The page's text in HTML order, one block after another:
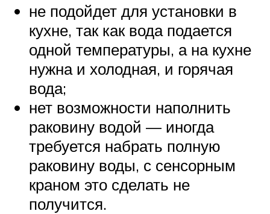
не подойдет для установки в
кухне, так как вода подается
одной температуры, а на кухне
нужна и холодная, и горячая
вода;
нет возможности наполнить
раковину водой — иногда
требуется набрать полную
раковину воды, с сенсорным
краном это сделать не
получится.